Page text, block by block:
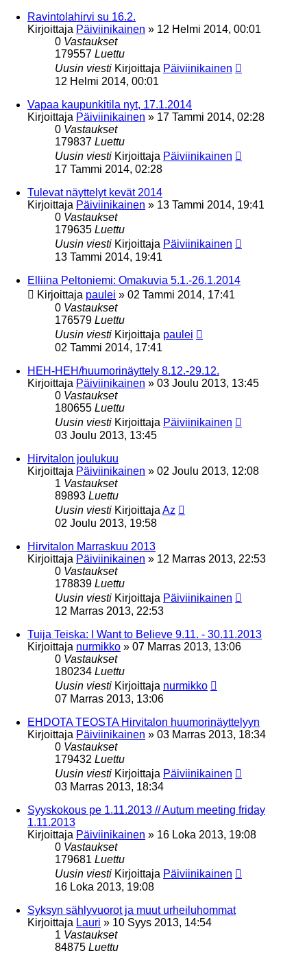
Ravintolahirvi su 16.2.
Kirjoittaja Päiviinikainen » 12 Helmi 2014, 00:01
0 Vastaukset
179557 Luettu
Uusin viesti Kirjoittaja Päiviinikainen
12 Helmi 2014, 00:01
Vapaa kaupunkitila nyt, 17.1.2014
Kirjoittaja Päiviinikainen » 17 Tammi 2014, 02:28
0 Vastaukset
179837 Luettu
Uusin viesti Kirjoittaja Päiviinikainen
17 Tammi 2014, 02:28
Tulevat näyttelyt kevät 2014
Kirjoittaja Päiviinikainen » 13 Tammi 2014, 19:41
0 Vastaukset
179635 Luettu
Uusin viesti Kirjoittaja Päiviinikainen
13 Tammi 2014, 19:41
Elliina Peltoniemi: Omakuvia 5.1.-26.1.2014
Kirjoittaja paulei » 02 Tammi 2014, 17:41
0 Vastaukset
176579 Luettu
Uusin viesti Kirjoittaja paulei
02 Tammi 2014, 17:41
HEH-HEH/huumorinäyttely 8.12.-29.12.
Kirjoittaja Päiviinikainen » 03 Joulu 2013, 13:45
0 Vastaukset
180655 Luettu
Uusin viesti Kirjoittaja Päiviinikainen
03 Joulu 2013, 13:45
Hirvitalon joulukuu
Kirjoittaja Päiviinikainen » 02 Joulu 2013, 12:08
1 Vastaukset
89893 Luettu
Uusin viesti Kirjoittaja Az
02 Joulu 2013, 19:58
Hirvitalon Marraskuu 2013
Kirjoittaja Päiviinikainen » 12 Marras 2013, 22:53
0 Vastaukset
178839 Luettu
Uusin viesti Kirjoittaja Päiviinikainen
12 Marras 2013, 22:53
Tuija Teiska: I Want to Believe 9.11. - 30.11.2013
Kirjoittaja nurmikko » 07 Marras 2013, 13:06
0 Vastaukset
180234 Luettu
Uusin viesti Kirjoittaja nurmikko
07 Marras 2013, 13:06
EHDOTA TEOSTA Hirvitalon huumorinäyttelyyn
Kirjoittaja Päiviinikainen » 03 Marras 2013, 18:34
0 Vastaukset
179432 Luettu
Uusin viesti Kirjoittaja Päiviinikainen
03 Marras 2013, 18:34
Syyskokous pe 1.11.2013 // Autum meeting friday
1.11.2013
Kirjoittaja Päiviinikainen » 16 Loka 2013, 19:08
0 Vastaukset
179681 Luettu
Uusin viesti Kirjoittaja Päiviinikainen
16 Loka 2013, 19:08
Syksyn sählyvuorot ja muut urheiluhommat
Kirjoittaja Lauri » 10 Syys 2013, 14:54
1 Vastaukset
84875 Luettu